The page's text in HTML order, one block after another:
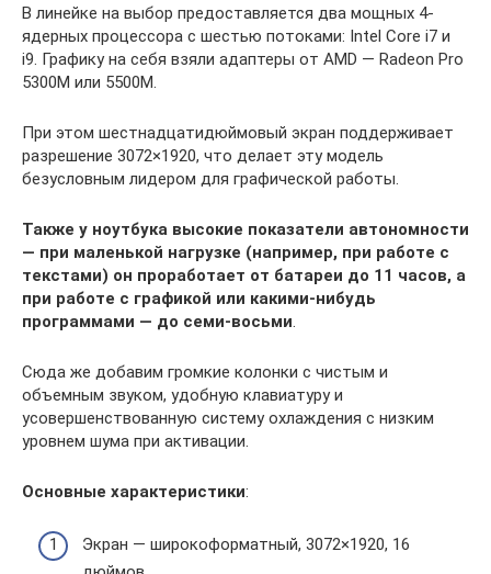
В линейке на выбор предоставляется два мощных 4-
ядерных процессора с шестью потоками: Intel Core i7 и
i9. Графику на себя взяли адаптеры от AMD — Radeon Pro
5300M или 5500M.
При этом шестнадцатидюймовый экран поддерживает
разрешение 3072×1920, что делает эту модель
безусловным лидером для графической работы.
Также у ноутбука высокие показатели автономности
— при маленькой нагрузке (например, при работе с
текстами) он проработает от батареи до 11 часов, а
при работе с графикой или какими-нибудь
программами — до семи-восьми.
Сюда же добавим громкие колонки с чистым и
объемным звуком, удобную клавиатуру и
усовершенствованную систему охлаждения с низким
уровнем шума при активации.
Основные характеристики:
Экран — широкоформатный, 3072×1920, 16